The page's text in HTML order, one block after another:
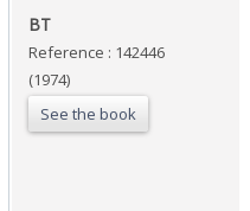
‎BT ‎
Reference : 142446
(1974)
See the book